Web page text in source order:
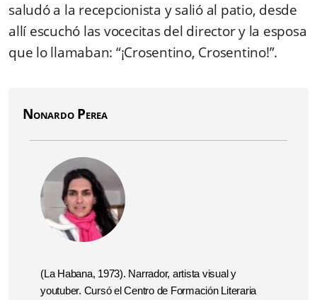
saludó a la recepcionista y salió al patio, desde
allí escuchó las vocecitas del director y la esposa
que lo llamaban: “¡Crosentino, Crosentino!”.
Nonardo Perea
(La Habana, 1973). Narrador, artista visual y
youtuber. Cursó el Centro de Formación Literaria